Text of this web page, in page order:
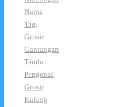
Name
Tag,
Grosir
Gantungan
Tanda
Pengenal,
Grosir
Kalung